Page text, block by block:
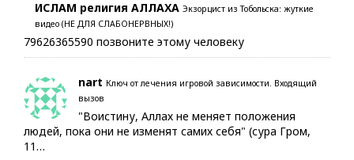
ИСЛАМ религия АЛЛАХА Экзорцист из Тобольска: жуткие
видео (НЕ ДЛЯ СЛАБОНЕРВНЫХ!)
79626365590 позвоните этому человеку
nart Ключ от лечения игровой зависимости. Входящий
вызов
"Воистину, Аллах не меняет положения
людей, пока они не изменят самих себя" (сура Гром,
11…